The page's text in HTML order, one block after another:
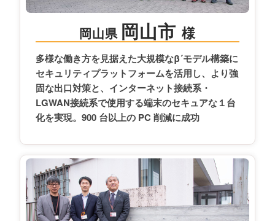
岡山県 岡山市 様
多様な働き方を見据えた大規模なβ´モデル構築に
セキュリティプラットフォームを活用し、より強
固な出口対策と、インターネット接続系・
LGWAN接続系で使用する端末のセキュアな１台
化を実現。900 台以上の PC 削減に成功